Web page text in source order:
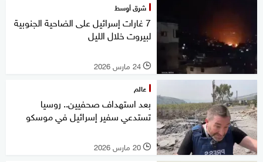
شرق أوسط
7 غارات إسرائيل على الضاحية الجنوبية
لبيروت خلال الليل
l 24 مارس 2026
عالم
بعد استهداف صحفيين.. روسيا
تستدعي سفير إسرائيل في موسكو
l 20 مارس 2026